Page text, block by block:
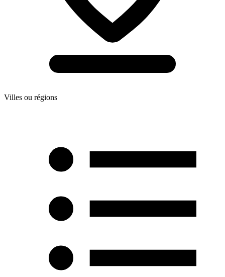
Villes ou régions